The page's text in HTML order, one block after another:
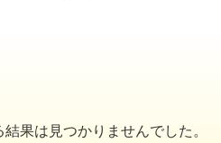
果は見つかりませんでした。